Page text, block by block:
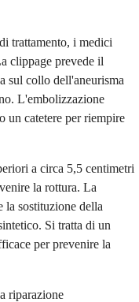
trattamento, i medici
clippage prevede il
sul collo dell'aneurisma
L'embolizzazione
un catetere per riempire
a circa 5,5 centimetri
la rottura. La
la sostituzione della
Si tratta di un
per prevenire la
riparazione